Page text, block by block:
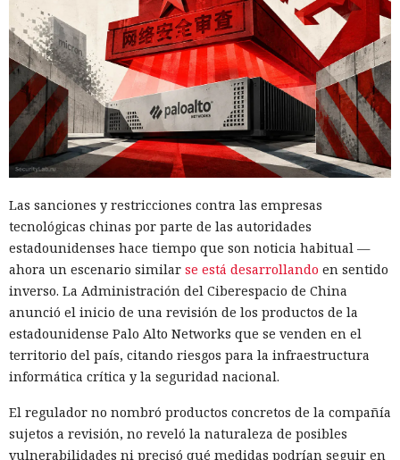
Las sanciones y restricciones contra las empresas
tecnológicas chinas por parte de las autoridades
estadounidenses hace tiempo que son noticia habitual —
ahora un escenario similar se está desarrollando en sentido
inverso. La Administración del Ciberespacio de China
anunció el inicio de una revisión de los productos de la
estadounidense Palo Alto Networks que se venden en el
territorio del país, citando riesgos para la infraestructura
informática crítica y la seguridad nacional.
El regulador no nombró productos concretos de la compañía
sujetos a revisión, no reveló la naturaleza de posibles
vulnerabilidades ni precisó qué medidas podrían seguir en